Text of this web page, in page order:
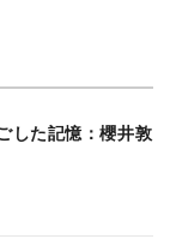
した記憶：櫻井敦